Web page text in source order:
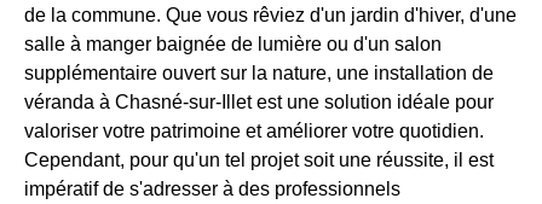
de la commune. Que vous rêviez d'un jardin d'hiver, d'une
salle à manger baignée de lumière ou d'un salon
supplémentaire ouvert sur la nature, une installation de
véranda à Chasné-sur-Illet est une solution idéale pour
valoriser votre patrimoine et améliorer votre quotidien.
Cependant, pour qu'un tel projet soit une réussite, il est
impératif de s'adresser à des professionnels